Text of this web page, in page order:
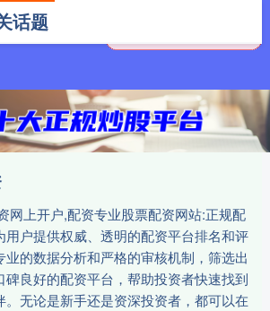
网上开户,配资专业股票配资网站:正规配
用户提供权威、透明的配资平台排名和评
的数据分析和严格的审核机制，筛选出
碑良好的配资平台，帮助投资者快速找到
。无论是新手还是资深投资者，都可以在
话题